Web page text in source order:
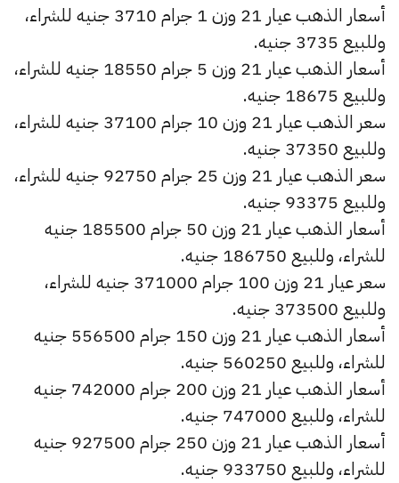
أسعار الذهب عيار 21 وزن 1 جرام 3710 جنيه للشراء،
وللبيع 3735 جنيه.
أسعار الذهب عيار 21 وزن 5 جرام 18550 جنيه للشراء،
وللبيع 18675 جنيه.
سعر الذهب عيار 21 وزن 10 جرام 37100 جنيه للشراء،
وللبيع 37350 جنيه.
سعر الذهب عيار 21 وزن 25 جرام 92750 جنيه للشراء،
وللبيع 93375 جنيه.
أسعار الذهب عيار 21 وزن 50 جرام 185500 جنيه
للشراء، وللبيع 186750 جنيه.
سعر عيار 21 وزن 100 جرام 371000 جنيه للشراء،
وللبيع 373500 جنيه.
أسعار الذهب عيار 21 وزن 150 جرام 556500 جنيه
للشراء، وللبيع 560250 جنيه.
أسعار الذهب عيار 21 وزن 200 جرام 742000 جنيه
للشراء، وللبيع 747000 جنيه.
أسعار الذهب عيار 21 وزن 250 جرام 927500 جنيه
للشراء، وللبيع 933750 جنيه.